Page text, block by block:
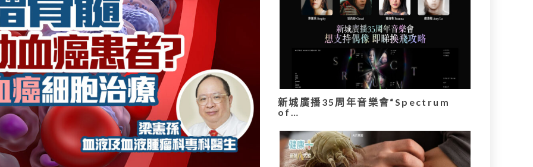
新城廣播35周年音樂會“Spectrum
of…